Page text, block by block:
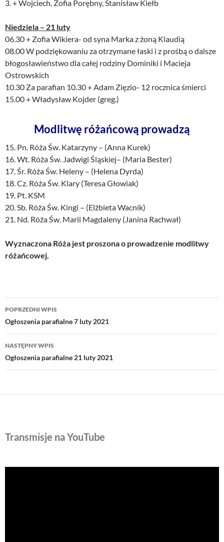
3. + Wojciech, Zofia Porębny, Stanisław Kiełb
Niedziela – 21 luty
06.30 + Zofia Wikiera- od syna Marka z żoną Klaudią
08.00 W podziękowaniu za otrzymane łaski i z prośbą o dalsze
błogosławieństwo dla całej rodziny Dominiki i Macieja
Ostrowskich
10.30 Za parafian 10.30 + Adam Zięzio- 12 rocznica śmierci
15.00 + Władysław Kojder (greg.)
Modlitwę różańcową prowadzą
15. Pn. Róża Św. Katarzyny – (Anna Kurek)
16. Wt. Róża Św. Jadwigi Śląskiej– (Maria Bester)
17. Śr. Róża Św. Heleny – (Helena Dyrda)
18. Cz. Róża Św. Klary (Teresa Głowiak)
19. Pt. KSM
20. Sb. Róża Św. Kingi – (Elżbieta Wacnik)
21. Nd. Róża Św. Marii Magdaleny (Janina Rachwał)
Wyznaczona Róża jest proszona o prowadzenie modlitwy
różańcowej.
Nawigacja
wpisu
POPRZEDNI WPIS
Ogłoszenia parafialne 7 luty 2021
NASTĘPNY WPIS
Ogłoszenia parafialne 21 luty 2021
Transmisje na YouTube